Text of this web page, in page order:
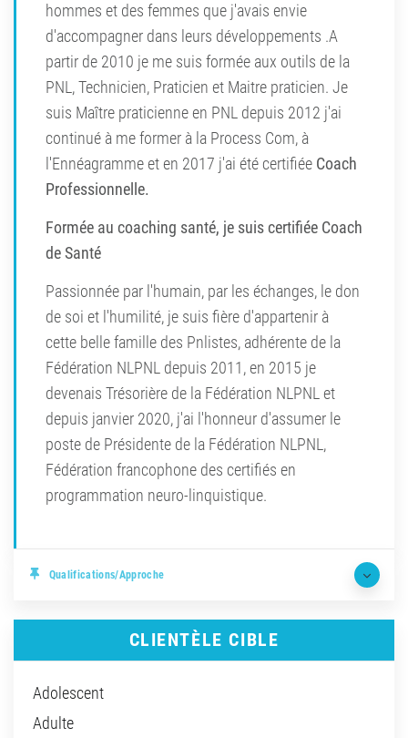
hommes et des femmes que j'avais envie
d'accompagner dans leurs développements .A
partir de 2010 je me suis formée aux outils de la
PNL, Technicien, Praticien et Maitre praticien. Je
suis Maître praticienne en PNL depuis 2012 j'ai
continué à me former à la Process Com, à
l'Ennéagramme et en 2017 j'ai été certifiée Coach
Professionnelle.
Formée au coaching santé, je suis certifiée Coach
de Santé
Passionnée par l'humain, par les échanges, le don
de soi et l'humilité, je suis fière d'appartenir à
cette belle famille des Pnlistes, adhérente de la
Fédération NLPNL depuis 2011, en 2015 je
devenais Trésorière de la Fédération NLPNL et
depuis janvier 2020, j'ai l'honneur d'assumer le
poste de Présidente de la Fédération NLPNL,
Fédération francophone des certifiés en
programmation neuro-linquistique.
Qualifications/Approche
CLIENTÈLE CIBLE
Adolescent
Adulte